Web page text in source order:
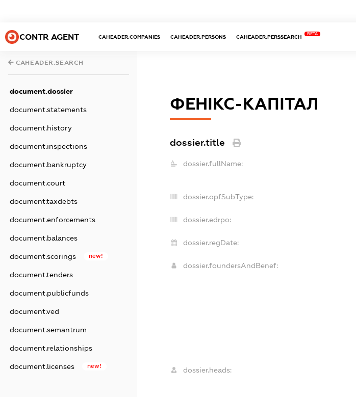
CONTR AGENT CAHEADER.COMPANIES CAHEADER.PERSONS CAHEADER.PERSSEARCH
BETA
CAHEADER.SEARCH
document.dossier
document.statements
document.history
document.inspections
document.bankruptcy
document.court
document.taxdebts
document.enforcements
document.balances
document.scorings new!
document.tenders
document.publicfunds
document.ved
document.semantrum
document.relationships
document.licenses new!
ФЕНІКС-КАПІТАЛ
dossier.title
dossier.fullName:
dossier.opfSubType:
dossier.edrpo:
dossier.regDate:
dossier.foundersAndBenef:
dossier.heads: